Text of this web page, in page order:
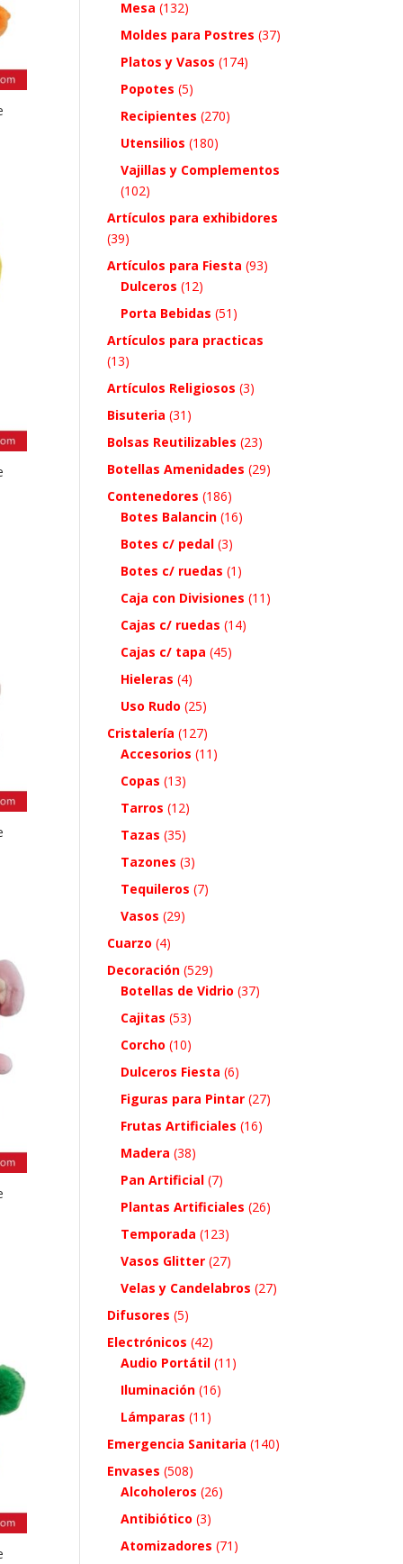
Mesa (132)
Moldes para Postres (37)
Platos y Vasos (174)
Popotes (5)
Recipientes (270)
Utensilios (180)
Vajillas y Complementos
(102)
Artículos para exhibidores
(39)
Artículos para Fiesta (93)
Dulceros (12)
Porta Bebidas (51)
Artículos para practicas
(13)
Artículos Religiosos (3)
Bisuteria (31)
Bolsas Reutilizables (23)
Botellas Amenidades (29)
Contenedores (186)
Botes Balancin (16)
Botes c/ pedal (3)
Botes c/ ruedas (1)
Caja con Divisiones (11)
Cajas c/ ruedas (14)
Cajas c/ tapa (45)
Hieleras (4)
Uso Rudo (25)
Cristalería (127)
Accesorios (11)
Copas (13)
Tarros (12)
Tazas (35)
Tazones (3)
Tequileros (7)
Vasos (29)
Cuarzo (4)
Decoración (529)
Botellas de Vidrio (37)
Cajitas (53)
Corcho (10)
Dulceros Fiesta (6)
Figuras para Pintar (27)
Frutas Artificiales (16)
Madera (38)
Pan Artificial (7)
Plantas Artificiales (26)
Temporada (123)
Vasos Glitter (27)
Velas y Candelabros (27)
Difusores (5)
Electrónicos (42)
Audio Portátil (11)
Iluminación (16)
Lámparas (11)
Emergencia Sanitaria (140)
Envases (508)
Alcoholeros (26)
Antibiótico (3)
Atomizadores (71)